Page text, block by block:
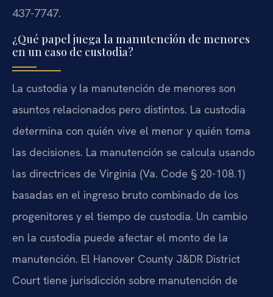
437-7747.
¿Qué papel juega la manutención de menores
en un caso de custodia?
La custodia y la manutención de menores son
asuntos relacionados pero distintos. La custodia
determina con quién vive el menor y quién toma
las decisiones. La manutención se calcula usando
las directrices de Virginia (Va. Code § 20-108.1)
basadas en el ingreso bruto combinado de los
progenitores y el tiempo de custodia. Un cambio
en la custodia puede afectar el monto de la
manutención. El Hanover County J&DR District
Court tiene jurisdicción sobre manutención de